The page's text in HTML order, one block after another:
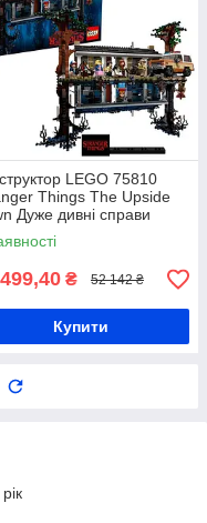
LEGO 75810
Things The Upside
Дуже дивні справи
дригом
₴ 52 142 ₴
Купити